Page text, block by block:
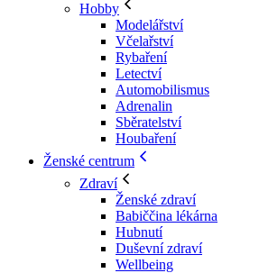
Hobby
Modelářství
Včelařství
Rybaření
Letectví
Automobilismus
Adrenalin
Sběratelství
Houbaření
Ženské centrum
Zdraví
Ženské zdraví
Babiččina lékárna
Hubnutí
Duševní zdraví
Wellbeing